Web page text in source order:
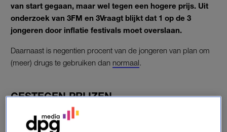
van start gegaan, maar wel tegen een hogere prijs. Uit
onderzoek van 3FM en 3Vraagt blijkt dat 1 op de 3
jongeren door inflatie festivals moet overslaan.
Daarnaast is negentien procent van de jongeren van plan om
(meer) drugs te gebruiken dan normaal
GESTEGEN PRIJZEN
De inflatie is ook bij de organisatoren van festivals niet in de
koude kleren gaan zitten. Zij door de gestegen kosten van